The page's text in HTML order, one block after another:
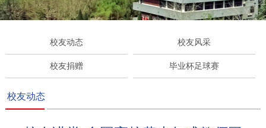
校友动态 校友风采
校友捐赠 毕业杯足球赛
校友动态